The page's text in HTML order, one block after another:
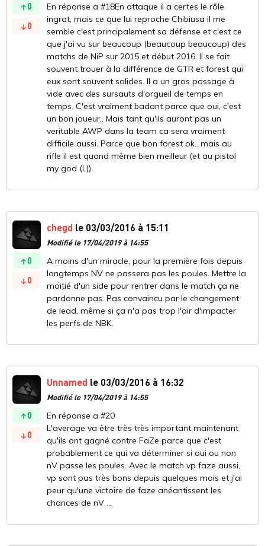
0
0
En réponse a #18En attaque il a certes le rôle
ingrat, mais ce que lui reproche Chibiusa il me
semble c'est principalement sa défense et c'est ce
que j'ai vu sur beaucoup (beaucoup beaucoup) des
matchs de NiP sur 2015 et début 2016. Il se fait
souvent trouer à la différence de GTR et forest qui
eux sont souvent solides. Il a un gros passage à
vide avec des sursauts d'orgueil de temps en
temps. C'est vraiment badant parce que oui, c'est
un bon joueur.. Mais tant qu'ils auront pas un
veritable AWP dans la team ca sera vraiment
difficile aussi. Parce que bon forest ok.. mais au
rifle il est quand même bien meilleur (et au pistol
my god (L))
0
0
chegd le 03/03/2016 à 15:11
Modifié le 17/04/2019 à 14:55
A moins d'un miracle, pour la première fois depuis
longtemps NV ne passera pas les poules. Mettre la
moitié d'un side pour rentrer dans le match ça ne
pardonne pas. Pas convaincu par le changement
de lead, même si ça n'a pas trop l'air d'impacter
les perfs de NBK.
0
0
Unnamed le 03/03/2016 à 16:32
Modifié le 17/04/2019 à 14:55
En réponse a #20
L'average va être très très important maintenant
qu'ils ont gagné contre FaZe parce que c'est
probablement ce qui va déterminer si oui ou non
nV passe les poules. Avec le match vp faze aussi,
vp sont pas très bons depuis quelques mois et j'ai
peur qu'une victoire de faze anéantissent les
chances de nV ...